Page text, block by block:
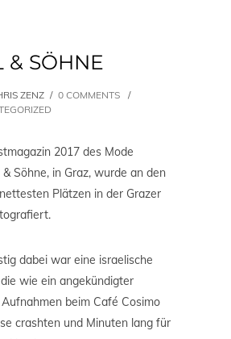
& SÖHNE
ZENZ / 0 COMMENTS
/
2017 des Mode
Söhne, in Graz, wurde an den
Plätzen in der Grazer
dabei war eine israelische
wie ein angekündigter
beim Café Cosimo
crashten und Minuten lang für